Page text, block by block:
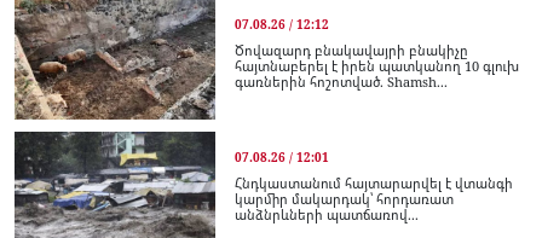
07.08.26 / 12:12
Ծովազարդ բնակավայրի բնակիչը
հայտնաբերել է իրեն պատկանող 10 գլուխ
գառներին հոշոտված. Shamsh...
07.08.26 / 12:01
Հնդկաստանում հայտարարվել է վտանգի
կարմիր մակարդակ՝ հորդառատ
անձնրևների պատճառով...